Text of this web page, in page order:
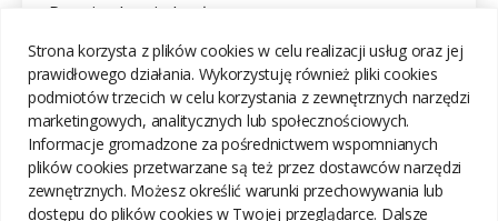
Strona korzysta z plików cookies w celu realizacji usług oraz jej
prawidłowego działania. Wykorzystuję również pliki cookies
podmiotów trzecich w celu korzystania z zewnętrznych narzędzi
marketingowych, analitycznych lub społecznościowych.
Informacje gromadzone za pośrednictwem wspomnianych
plików cookies przetwarzane są też przez dostawców narzędzi
zewnętrznych. Możesz określić warunki przechowywania lub
dostępu do plików cookies w Twojej przeglądarce. Dalsze
Potwierdzenie hasła
ZAREJESTRUJ SIĘ